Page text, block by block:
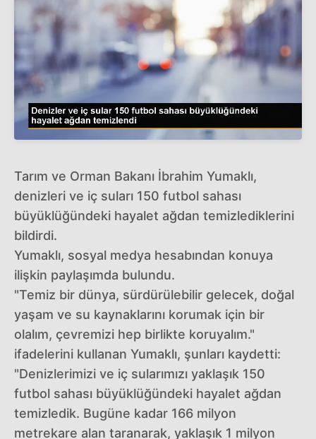
Tarım ve Orman Bakanı İbrahim Yumaklı,
denizleri ve iç suları 150 futbol sahası
büyüklüğündeki hayalet ağdan temizlediklerini
bildirdi.
Yumaklı, sosyal medya hesabından konuya
ilişkin paylaşımda bulundu.
"Temiz bir dünya, sürdürülebilir gelecek, doğal
yaşam ve su kaynaklarını korumak için bir
olalım, çevremizi hep birlikte koruyalım."
ifadelerini kullanan Yumaklı, şunları kaydetti:
"Denizlerimizi ve iç sularımızı yaklaşık 150
futbol sahası büyüklüğündeki hayalet ağdan
temizledik. Bugüne kadar 166 milyon
metrekare alan taranarak, yaklaşık 1 milyon